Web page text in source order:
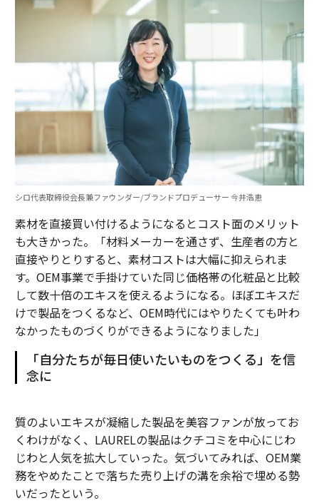
シロ代表取締役会長兼ファウンダー/ブランドプロデューサー 今井浩恵
素材を直接買い付けるようになるとコスト面のメリット
も大きかった。「材料メーカーを通さず、生産者の方と
直接やりとりすると、素材コストは大幅に抑えられま
す。OEM事業で手掛けていた同じ価格帯の化粧品と比較
して数十倍のエキスを使えるようになる。ほぼエキスだ
けで製品をつくるなど、OEM時代にはやりたくても叶わ
なかったものづくりができるようになりました」
「自分たちが毎日使いたいものをつくる」を信
念に
質のよいエキスが凝縮した製品を美容ファンが放ってお
くわけがなく、LAURELの製品はクチコミを中心にじわ
じわと人気を拡大していった。気づいてみれば、OEM業
務をやめたことで落ちた売り上げの溝を余裕で埋める勢
いだったという。